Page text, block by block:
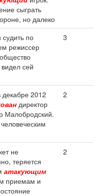
сыграть
но далеко
по
режиссер
сей
3
декабре 2012
директор
Малобродский.
2
не
теряется
атакующим
приемам и
2